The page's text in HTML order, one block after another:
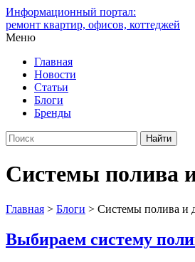
Информационный портал:
ремонт квартир, офисов, коттеджей
Меню
Главная
Новости
Статьи
Блоги
Бренды
Системы полива
Главная > Блоги > Системы полива и
Выбираем систему